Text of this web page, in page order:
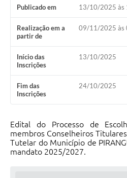
Publicado em 13/10/2025 às
Realização em a
partir de
09/11/2025 às
Início das
Inscrições
13/10/2025
Fim das
Inscrições
24/10/2025
Edital do Processo de
membros Conselheiros
Tutelar do Município de
mandato 2025/2027.